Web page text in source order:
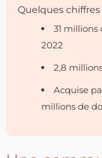
Quelques chiffres
31 millions
2022
2,8
Acquise
millions de